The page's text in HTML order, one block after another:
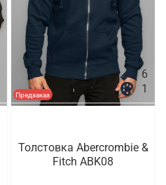
Предзаказ
6
1
Толстовка Abercrombie &
Fitch ABK08